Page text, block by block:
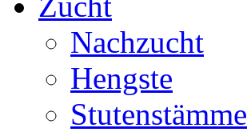
Nachzucht
Hengste
Stutenstämme